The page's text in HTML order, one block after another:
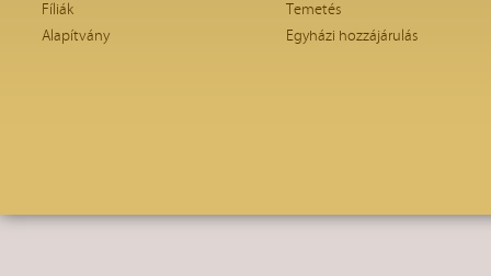
Fíliák
Alapítvány
Temetés
Egyházi hozzájárulás